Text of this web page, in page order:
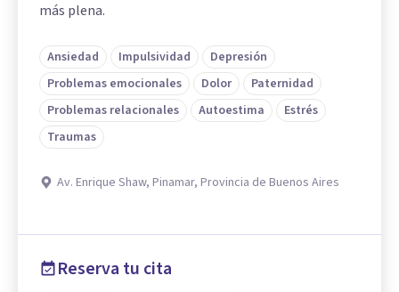
más plena.
Ansiedad Impulsividad
Depresión
Problemas emocionales
Dolor
Paternidad
Problemas relacionales
Autoestima
Estrés
Traumas
Av. Enrique Shaw, Pinamar, Provincia de Buenos Aires
Reserva tu cita